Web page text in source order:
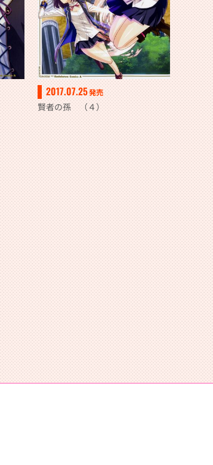
2017.07.25発売
賢者の孫 （４）